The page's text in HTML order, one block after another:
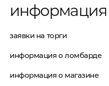
информация
заявки на торги
информация о ломбарде
информация о магазине